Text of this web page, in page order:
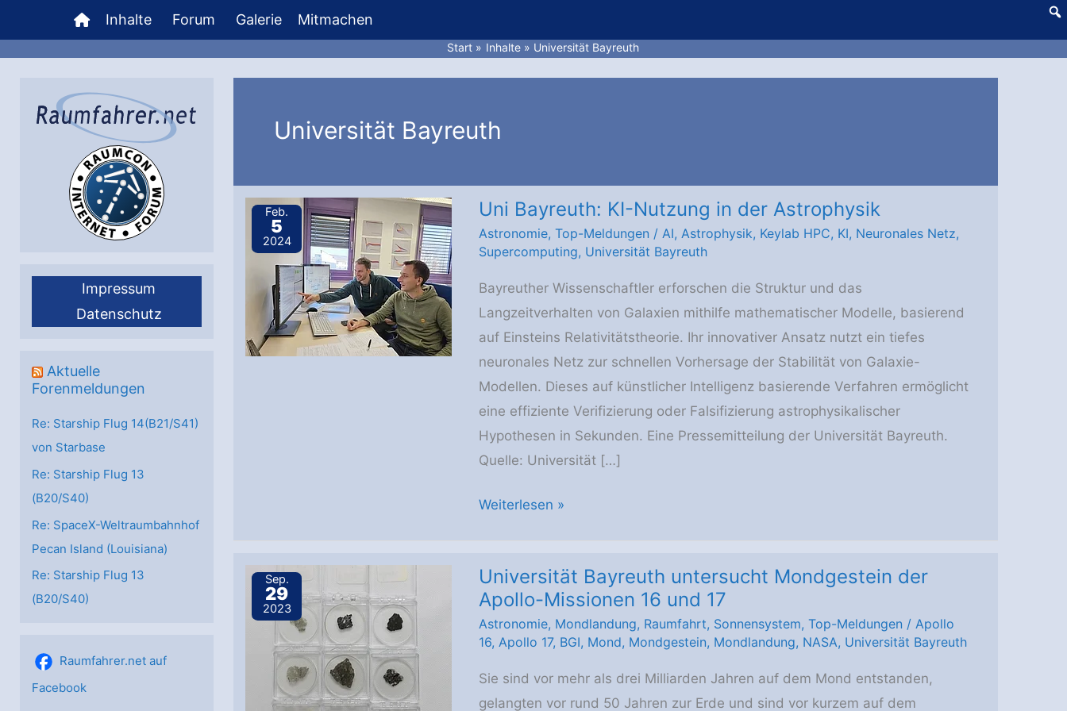
Inhalt
springen
Inhalte Forum Galerie Mitmachen
Start Inhalte Universität Bayreuth
Impressum
Datenschutz
Aktuelle
Forenmeldungen
Re: Starship Flug 14(B21/S41)
von Starbase
Re: Starship Flug 13
(B20/S40)
Re: SpaceX-Weltraumbahnhof
Pecan Island (Louisiana)
Re: Starship Flug 13
(B20/S40)
Raumfahrer.net auf
Facebook
Universität Bayreuth
Feb.
5
2024
Uni Bayreuth: KI-Nutzung in der Astrophysik
Astronomie, Top-Meldungen / AI, Astrophysik, Keylab HPC, KI, Neuronales Netz,
Supercomputing, Universität Bayreuth
Bayreuther Wissenschaftler erforschen die Struktur und das
Langzeitverhalten von Galaxien mithilfe mathematischer Modelle, basierend
auf Einsteins Relativitätstheorie. Ihr innovativer Ansatz nutzt ein tiefes
neuronales Netz zur schnellen Vorhersage der Stabilität von Galaxie-
Modellen. Dieses auf künstlicher Intelligenz basierende Verfahren ermöglicht
eine effiziente Verifizierung oder Falsifizierung astrophysikalischer
Hypothesen in Sekunden. Eine Pressemitteilung der Universität Bayreuth.
Quelle: Universität […]
Uni
Nutzung
in
der
Astrophysik
Weiterlesen »
Sep.
29
2023
Universität Bayreuth untersucht Mondgestein der
Apollo-Missionen 16 und 17
Astronomie, Mondlandung, Raumfahrt, Sonnensystem, Top-Meldungen / Apollo
16, Apollo 17, BGI, Mond, Mondgestein, Mondlandung, NASA, Universität Bayreuth
Sie sind vor mehr als drei Milliarden Jahren auf dem Mond entstanden,
gelangten vor rund 50 Jahren zur Erde und sind vor kurzem auf dem